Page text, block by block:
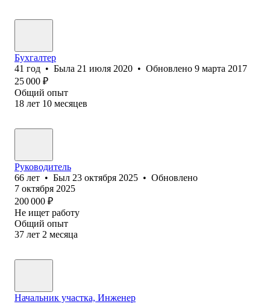
Бухгалтер
41 год • Была 21 июля 2020 • Обновлено 9 марта 2017
25 000 ₽
Общий опыт
18 лет 10 месяцев
Руководитель
66 лет • Был 23 октября 2025 • Обновлено
7 октября 2025
200 000 ₽
Не ищет работу
Общий опыт
37 лет 2 месяца
Начальник участка, Инженер